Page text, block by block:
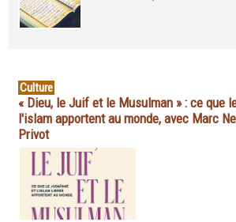
Culture
« Dieu, le Juif et le Musulman » : ce que
l'islam apportent au monde, avec Marc
Privot